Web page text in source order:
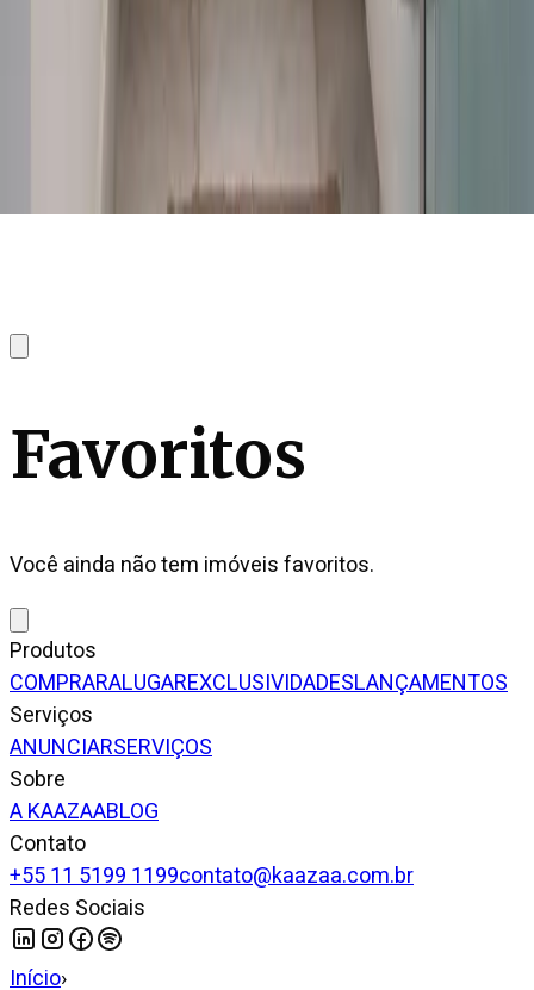
Favoritos
Você ainda não tem imóveis favoritos.
Produtos
COMPRARALUGAREXCLUSIVIDADESLANÇAMENTOS
Serviços
ANUNCIARSERVIÇOS
Sobre
A KAAZAABLOG
Contato
+55 11 5199 1199contato@kaazaa.com.br
Redes Sociais
Início›